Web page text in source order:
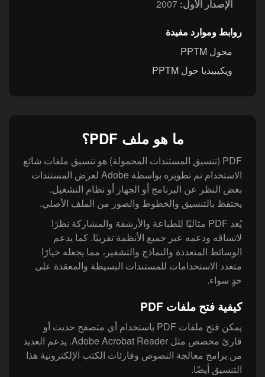
الإصدار الأول:
روابط وموارد مفيدة
محول PPTM
ويكيبيديا حول PPTM
ما هو ملف PDF؟
PDF (تنسيق المستندات المحمولة) هو تنسيق ملفات شائع
الاستخدام تم تطويره بواسطة Adobe لعرض المستندات
بغض النظر عن البرنامج أو الجهاز أو نظام التشغيل.
يحتفظ بالتنسيق والخطوط والصور من الملف الأصلي.
يُعد PDF مثاليًا للطباعة والأرشفة والمشاركة نظرًا
لاتساقه ودعمه عبر جميع الأنظمة تقريبًا. كما يدعم
الوسائط المتعددة والنماذج والتشفير، مما يجعله خيارًا
متعدد الاستخدامات للمستندات البسيطة والمعقدة على
حدٍ سواء.
كيفية فتح ملفات PDF
يمكن فتح ملفات PDF باستخدام أي متصفح حديث أو
قارئ مخصص مثل Adobe Acrobat Reader. يدعم العديد
من برامج معالجة النصوص وقارئات الكتب الإلكترونية هذا
التنسيق أيضًا.